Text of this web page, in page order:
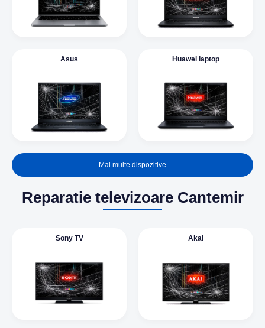
Asus Huawei laptop
Mai multe dispozitive
Reparatie televizoare Cantemir
Sony TV Akai